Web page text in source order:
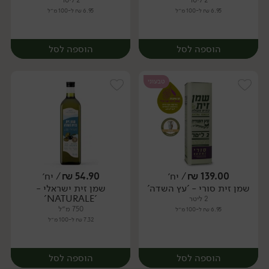
6.95 ₪ ל-100 מ״ל
הוספה לסל
יח׳
6.95 ₪ ל-100 מ״ל
הוספה לסל
יח׳
טבעוני
139.00
₪/ יח׳
שמן זית סורי - 'עץ השדה'
2 ליטר
6.95 ₪ ל-100 מ״ל
הוספה לסל
54.90
₪/ יח׳
שמן זית ישראלי -
'NATURALE'
750 מ״ל
7.32 ₪ ל-100 מ״ל
הוספה לסל